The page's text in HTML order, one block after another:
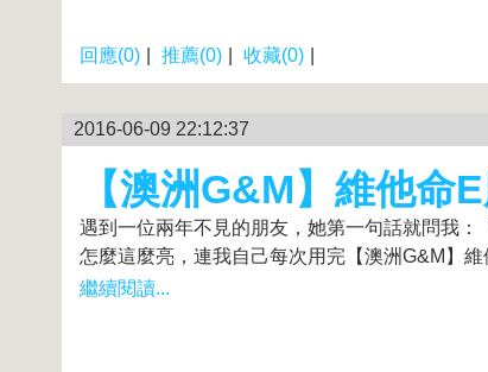
回應(0) 推薦(0) 收藏(0)
2016-06-09 22:12:37
【澳洲G&M】維他命
遇到一位兩年不見的朋友，她第一句話就問我
怎麼這麼亮，連我自己每次用完【澳洲G&M】
繼續閱讀...